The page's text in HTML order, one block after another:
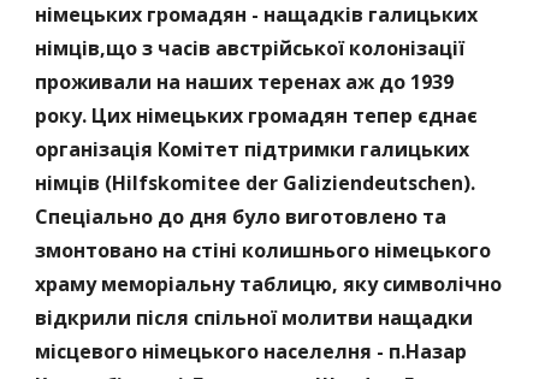
німецьких громадян - нащадків галицьких
німців,що з часів австрійської колонізації
проживали на наших теренах аж до 1939
року. Цих німецьких громадян тепер єднає
організація Комітет підтримки галицьких
німців (Hilfskomitee der Galiziendeutschen).
Спеціально до дня було виготовлено та
змонтовано на стіні колишнього німецького
храму меморіальну таблицю, яку символічно
відкрили після спільної молитви нащадки
місцевого німецького населелня - п.Назар